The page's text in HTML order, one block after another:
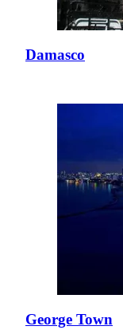
Damasco
George Town